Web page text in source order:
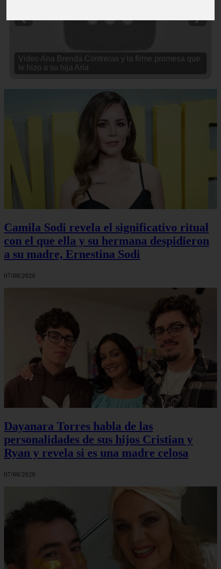
Video Ana Brenda Contreras y la firme promesa que
le hizo a su hija Aria
Camila Sodi revela el significativo ritual
con el que ella y su hermana despidieron
a su madre, Ernestina Sodi
07/08/2026
Dayanara Torres habla de las
personalidades de sus hijos Cristian y
Ryan y revela si es una madre celosa
07/08/2026